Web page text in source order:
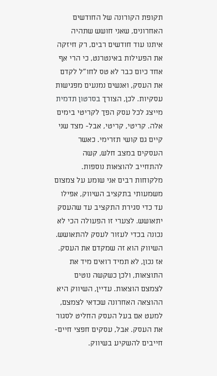
תקופת הקורונה של החודשים
האחרונים, שאני חושש שתהיה
איתנו עוד חודשים רבים, רק חיזקה
את הפעילות באינטרנט, כי הרי אף
אחד כיום כבר לא טס לחו"ל לקדם
את העסק, ואנשים נמנעים מפגישות
עסקיות. לכן, הצורךבסרטון תדמית
מייצג לכל עסק הפך לקריטי בימים
אלה. קריטי, קריטי, אבל- מצד שני
קיים גם קושי תזרימי. כאשר
העסקים במצב חלש, קשה
להתחייב להוצאות נוספות.
מלקוחות רבים אני שומע על צמצום
משמעותי בתקציב השיווק, אפילו
עד כדי סגירת התקציב עד שהעסק
יתאושש. לצערי זו הפעולה הכי לא
נכונה בכדי לעזור לעסק להתאושש.
השיווק הוא זה שמקדם את העסק.
אז נכון, לא תמיד רואים מיד את
התוצאות, ולכן כשקשה נוטים
לצמצם הוצאות. עדיין, השיווק היא
ההוצאה האחרונה שכדאי לצמצם,
למעט אם בעל העסק החליט לסגור
את העסק. אבל, עסקים חפצי חיים-
חייבים להשקיע בשיווק.